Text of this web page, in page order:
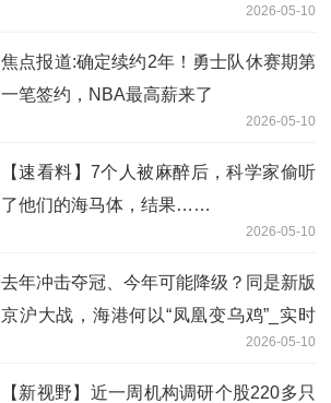
2026-05-10
焦点报道:确定续约2年！勇士队休赛期第
一笔签约，NBA最高薪来了
2026-05-10
【速看料】7个人被麻醉后，科学家偷听
了他们的海马体，结果……
2026-05-10
去年冲击夺冠、今年可能降级？同是新版
京沪大战，海港何以“凤凰变乌鸡”_实时
2026-05-10
【新视野】近一周机构调研个股220多只